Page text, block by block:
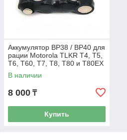
Аккумулятор BP38 / BP40 для
рации Motorola TLKR Т4, Т5,
Т6, Т60, Т7, Т8, Т80 и Т80EX
В наличии
8 000 ₸
Купить